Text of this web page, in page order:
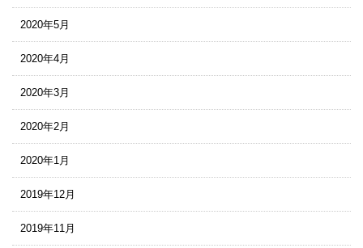
2020年5月
2020年4月
2020年3月
2020年2月
2020年1月
2019年12月
2019年11月